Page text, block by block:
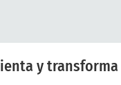
y transforma